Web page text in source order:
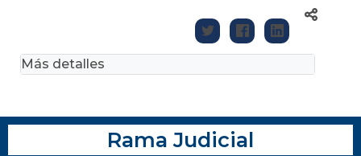
Más detalles
Rama Judicial